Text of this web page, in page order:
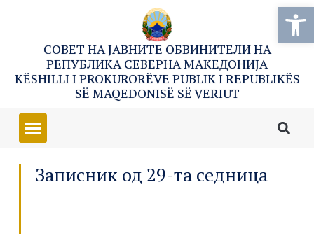
СОВЕТ НА ЈАВНИТЕ ОБВИНИТЕЛИ НА
РЕПУБЛИКА СЕВЕРНА МАКЕДОНИЈА
KËSHILLI I PROKURORËVE PUBLIK I REPUBLIKËS
SË MAQEDONISË SË VERIUT
Записник од 29-та седница